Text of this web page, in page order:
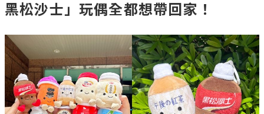
黑松沙士」玩偶全都想帶回家！